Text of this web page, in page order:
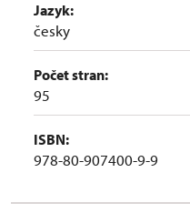
Jazyk:
česky
Počet stran:
95
ISBN:
978-80-907400-9-9